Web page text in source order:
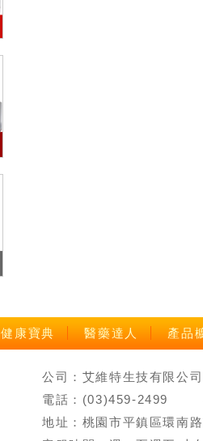
健康寶典 醫藥達人 產品
公司：艾維特生技有限
電話：(03)459-2499
地址：桃園市平鎮區環南